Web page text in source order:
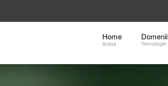
Home
Acasa
Domenii
Tehnologie